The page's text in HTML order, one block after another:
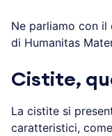
Ne parliamo con
di Humanitas
Cistite,
La cistite si
caratteristici,